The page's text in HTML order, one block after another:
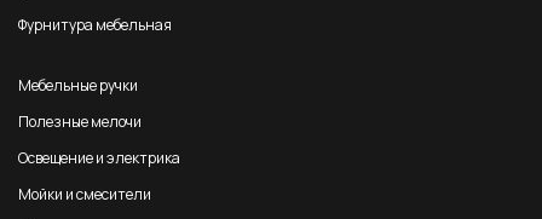
Фурнитура мебельная
Мебельные ручки
Полезные мелочи
Освещение и электрика
Мойки и смесители